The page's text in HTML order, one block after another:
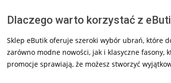
Dlaczego warto korzystać z
Sklep eButik oferuje szeroki wybór ubrań, które
zarówno modne nowości, jak i klasyczne
promocje sprawiają, że możesz stworzyć